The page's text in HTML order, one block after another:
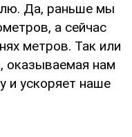
Да, раньше мы
а сейчас
метров. Так или
оказываемая нам
и ускоряет наше